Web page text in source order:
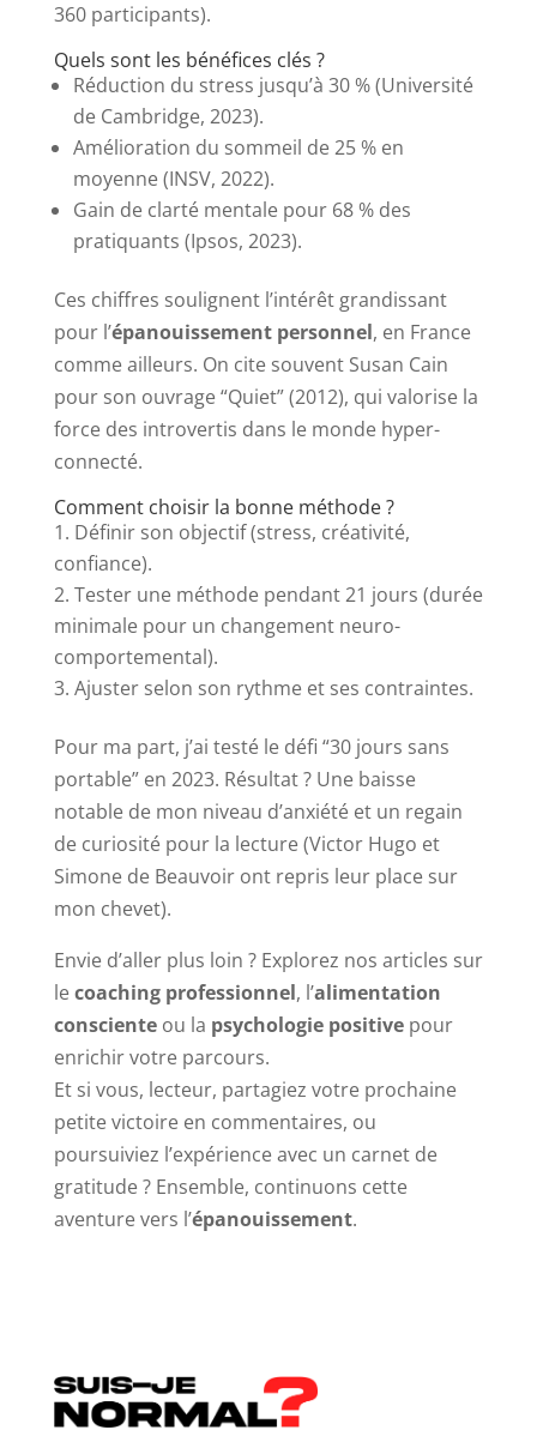
360 participants).
Quels sont les bénéfices clés ?
Réduction du stress jusqu’à 30 % (Université
de Cambridge, 2023).
Amélioration du sommeil de 25 % en
moyenne (INSV, 2022).
Gain de clarté mentale pour 68 % des
pratiquants (Ipsos, 2023).
Ces chiffres soulignent l’intérêt grandissant
pour l’épanouissement personnel, en France
comme ailleurs. On cite souvent Susan Cain
pour son ouvrage “Quiet” (2012), qui valorise la
force des introvertis dans le monde hyper-
connecté.
Comment choisir la bonne méthode ?
Définir son objectif (stress, créativité,
confiance).
Tester une méthode pendant 21 jours (durée
minimale pour un changement neuro-
comportemental).
Ajuster selon son rythme et ses contraintes.
Pour ma part, j’ai testé le défi “30 jours sans
portable” en 2023. Résultat ? Une baisse
notable de mon niveau d’anxiété et un regain
de curiosité pour la lecture (Victor Hugo et
Simone de Beauvoir ont repris leur place sur
mon chevet).
Envie d’aller plus loin ? Explorez nos articles sur
lecoaching professionnel, l’alimentation
conscienteou la psychologie positivepour
enrichir votre parcours.
Et si vous, lecteur, partagiez votre prochaine
petite victoire en commentaires, ou
poursuiviez l’expérience avec un carnet de
gratitude ? Ensemble, continuons cette
aventure vers l’épanouissement.